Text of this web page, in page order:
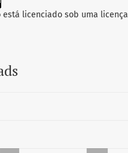
está licenciado sob uma licença